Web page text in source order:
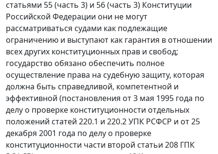
статьями 55 (часть 3) и 56 (часть 3) Конституции
Российской Федерации они не могут
рассматриваться судами как подлежащие
ограничению и выступают как гарантия в отношении
всех других конституционных прав и свобод;
государство обязано обеспечить полное
осуществление права на судебную защиту, которая
должна быть справедливой, компетентной и
эффективной (постановления от 3 мая 1995 года по
делу о проверке конституционности отдельных
положений статей 220.1 и 220.2 УПК РСФСР и от 25
декабря 2001 года по делу о проверке
конституционности части второй статьи 208 ГПК